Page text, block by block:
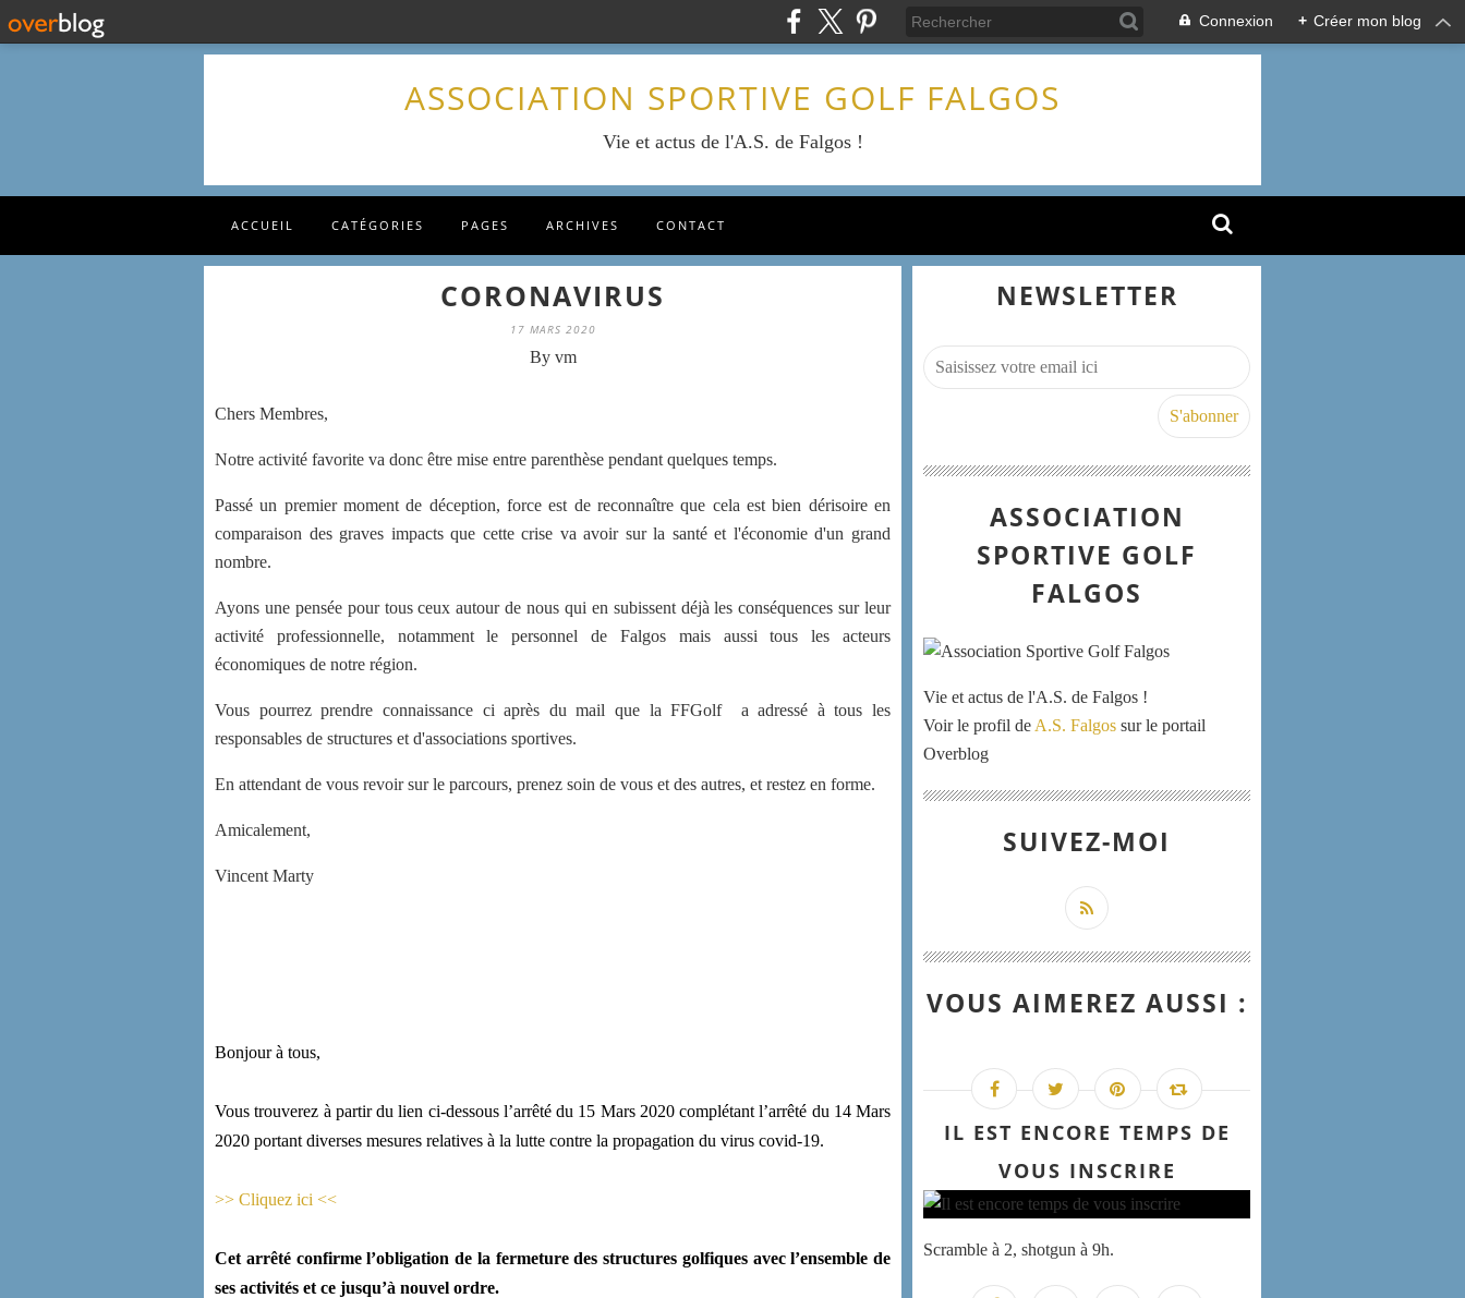
Connexion + Créer mon blog
ASSOCIATION SPORTIVE GOLF FALGOS
Vie et actus de l'A.S. de Falgos !
ACCUEIL CATÉGORIES PAGES ARCHIVES CONTACT
CORONAVIRUS
17 MARS 2020
By vm
Chers Membres,
Notre activité favorite va donc être mise entre parenthèse pendant quelques temps.
Passé un premier moment de déception, force est de reconnaître que cela est bien dérisoire en
comparaison des graves impacts que cette crise va avoir sur la santé et l'économie d'un grand
nombre.
Ayons une pensée pour tous ceux autour de nous qui en subissent déjà les conséquences sur leur
activité professionnelle, notamment le personnel de Falgos mais aussi tous les acteurs
économiques de notre région.
Vous pourrez prendre connaissance ci après du mail que la FFGolf a adressé à tous les
responsables de structures et d'associations sportives.
En attendant de vous revoir sur le parcours, prenez soin de vous et des autres, et restez en forme.
Amicalement,
Vincent Marty
Bonjour à tous,
Vous trouverez à partir du lien ci-dessous l’arrêté du 15 Mars 2020 complétant l’arrêté du 14 Mars
2020 portant diverses mesures relatives à la lutte contre la propagation du virus covid-19.
>> Cliquez ici <<
Cet arrêté confirme l’obligation de la fermeture des structures golfiques avec l’ensemble de
ses activités et ce jusqu’à nouvel ordre.
NEWSLETTER
ASSOCIATION
SPORTIVE GOLF
FALGOS
Vie et actus de l'A.S. de Falgos !
Voir le profil de A.S. Falgos sur le portail
Overblog
SUIVEZ-MOI
VOUS AIMEREZ AUSSI :
IL EST ENCORE TEMPS DE
VOUS INSCRIRE
Scramble à 2, shotgun à 9h.